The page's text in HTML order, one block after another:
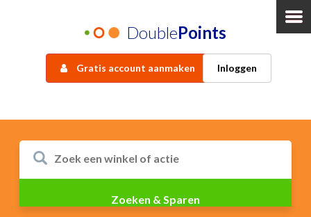
DoublePoints
Gratis account aanmaken Inloggen